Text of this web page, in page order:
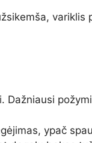
Dažniausi
ypač